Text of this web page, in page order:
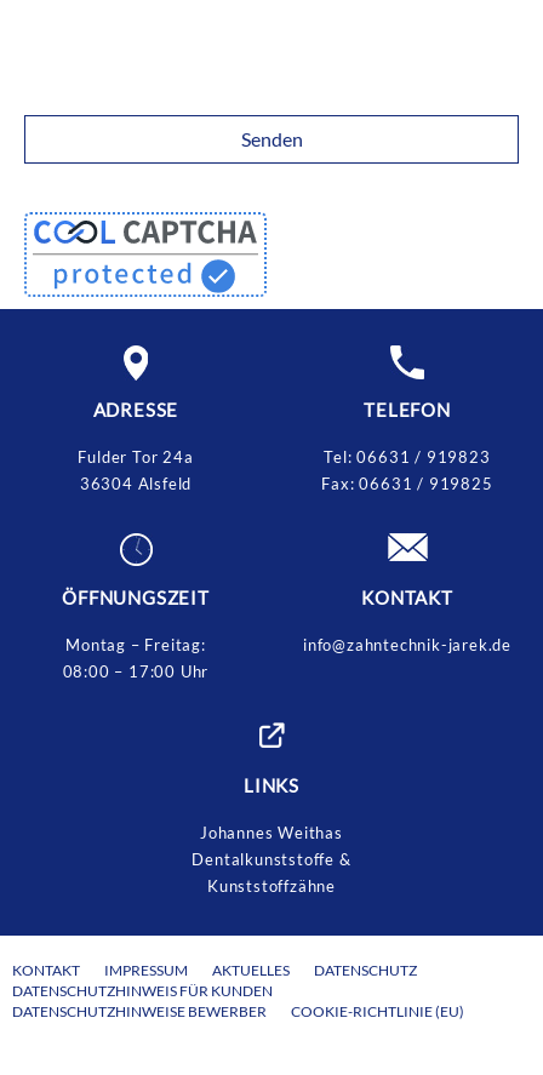
ADRESSE
Fulder Tor 24a
36304 Alsfeld
TELEFON
Tel:06631 / 919823
Fax:06631 / 919825
ÖFFNUNGSZEIT
Montag – Freitag:
08:00 – 17:00 Uhr
KONTAKT
info@zahntechnik-jarek.de
LINKS
Johannes Weithas
Dentalkunststoffe &
Kunststoffzähne
KONTAKT IMPRESSUM AKTUELLES
DATENSCHUTZ
DATENSCHUTZHINWEIS FÜR KUNDEN
DATENSCHUTZHINWEISE BEWERBER
COOKIE-RICHTLINIE (EU)